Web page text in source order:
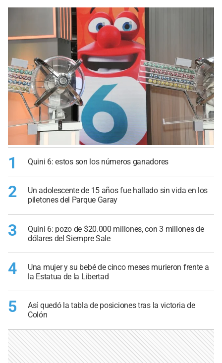
1 Quini 6: estos son los números ganadores
2
Un adolescente de 15 años fue hallado sin vida en los
piletones del Parque Garay
3
Quini 6: pozo de $20.000 millones, con 3 millones de
dólares del Siempre Sale
4
Una mujer y su bebé de cinco meses murieron frente a
la Estatua de la Libertad
5
Así quedó la tabla de posiciones tras la victoria de
Colón